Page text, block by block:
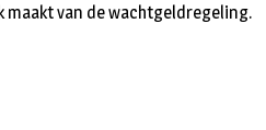
maakt van de wachtgeldregeling.